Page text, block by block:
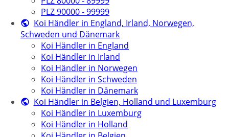
PLZ 90000 - 99999
Koi Händler in England, Irland, Norwegen,
Schweden und Dänemark
Koi Händler in England
Koi Händler in Irland
Koi Händler in Norwegen
Koi Händler in Schweden
Koi Händler in Dänemark
Koi Händler in Belgien, Holland und Luxemburg
Koi Händler in Luxemburg
Koi Händler in Holland